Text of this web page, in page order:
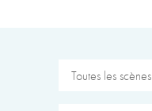
Toutes les scènes